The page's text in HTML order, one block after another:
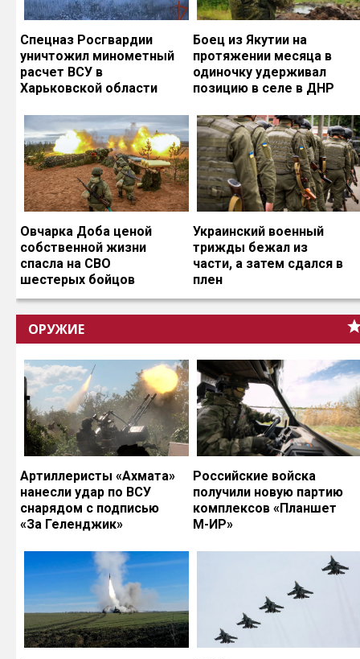
Спецназ Росгвардии
уничтожил минометный
расчет ВСУ в
Харьковской области
Боец из Якутии на
протяжении месяца в
одиночку удерживал
позицию в селе в ДНР
Овчарка Доба ценой
собственной жизни
спасла на СВО
шестерых бойцов
Украинский военный
трижды бежал из
части, а затем сдался в
плен
ОРУЖИЕ
Артиллеристы «Ахмата»
нанесли удар по ВСУ
снарядом с подписью
«За Геленджик»
Российские войска
получили новую партию
комплексов «Планшет
М-ИР»